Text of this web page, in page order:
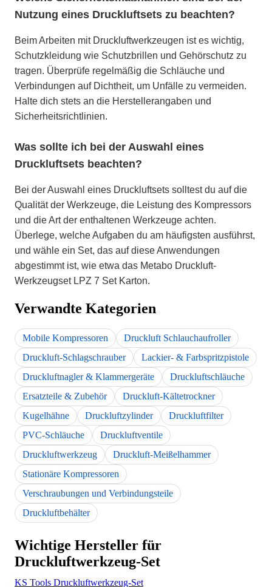
Nutzung eines Druckluftsets zu beachten?
Beim Arbeiten mit Druckluftwerkzeugen ist es wichtig,
Schutzkleidung wie Schutzbrillen und Gehörschutz zu
tragen. Überprüfe regelmäßig die Schläuche und
Verbindungen auf Dichtheit, um Unfälle zu vermeiden.
Halte dich stets an die Herstellerangaben und
Sicherheitsrichtlinien.
Was sollte ich bei der Auswahl eines
Druckluftsets beachten?
Bei der Auswahl eines Druckluftsets solltest du auf die
Qualität der Werkzeuge, die Leistung des Kompressors
und die Art der enthaltenen Werkzeuge achten.
Überlege, welche Aufgaben du am häufigsten ausführst,
und wähle ein Set, das auf diese Anwendungen
abgestimmt ist, wie etwa das Metabo Druckluft-
Werkzeugset LPZ 7 Set Karton.
Verwandte Kategorien
Mobile Kompressoren
Druckluft Schlauchaufroller
Druckluft-Schlagschrauber
Lackier- & Farbspritzpistole
Druckluftnagler & Klammergeräte
Druckluftschläuche
Ersatzteile & Zubehör
Druckluft-Kältetrockner
Kugelhähne
Druckluftzylinder
Druckluftfilter
PVC-Schläuche
Druckluftventile
Druckluftwerkzeug
Druckluft-Meißelhammer
Stationäre Kompressoren
Verschraubungen und Verbindungsteile
Druckluftbehälter
Wichtige Hersteller für
Druckluftwerkzeug-Set
KS Tools Druckluftwerkzeug-Set